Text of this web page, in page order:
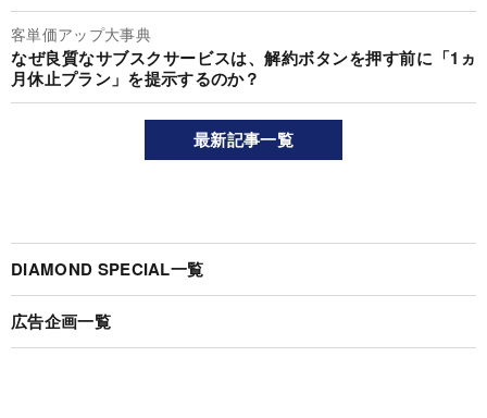
客単価アップ大事典
なぜ良質なサブスクサービスは、解約ボタンを押す前に「1ヵ
月休止プラン」を提示するのか？
最新記事一覧
DIAMOND SPECIAL一覧
広告企画一覧